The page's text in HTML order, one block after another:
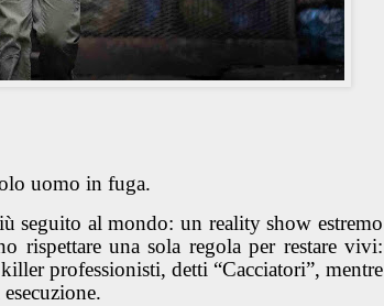
uomo in fuga.
seguito al mondo: un reality show estremo
rispettare una sola regola per restare vivi:
professionisti, detti “Cacciatori”, mentre